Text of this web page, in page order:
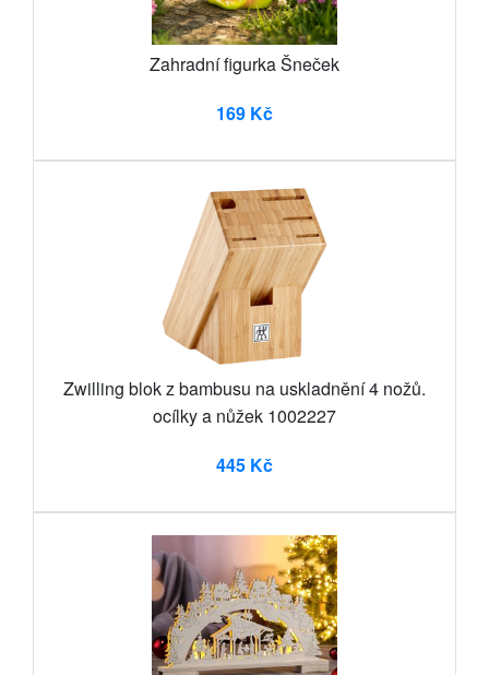
Zahradní figurka Šneček
169 Kč
Zwilling blok z bambusu na uskladnění 4 nožů.
ocílky a nůžek 1002227
445 Kč